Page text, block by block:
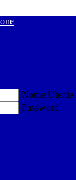
Nome Utente
Password